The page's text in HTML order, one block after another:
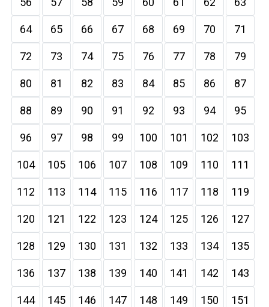
64 65 66 67 68 69 70 71
72 73 74 75 76 77 78 79
80 81 82 83 84 85 86 87
88 89 90 91 92 93 94 95
96 97 98 99 100 101 102 103
104 105 106 107 108 109 110 111
112 113 114 115 116 117 118 119
120 121 122 123 124 125 126 127
128 129 130 131 132 133 134 135
136 137 138 139 140 141 142 143
144 145 146 147 148 149 150 151